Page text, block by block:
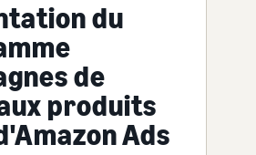
du
de
produits
Ads